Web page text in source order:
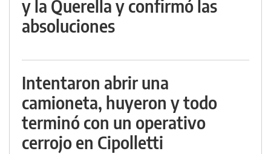
y la Querella y confirmó las
absoluciones
Intentaron abrir una
camioneta, huyeron y todo
terminó con un operativo
cerrojo en Cipolletti